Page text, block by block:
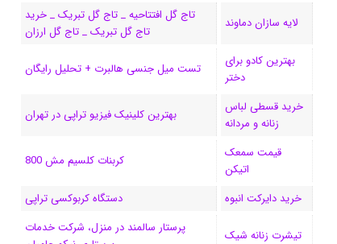
ک
ا
ا
ا
m
م
لایه سازان دماوند
تاج گل افتتاحیه _ تاج گل تبریک _ خرید
تاج گل تبریک _ تاج گل ارزان
بهترین کادو برای
دختر
تست میل جنسی هالبرت + تحلیل رایگان
خرید قسطی لباس
زنانه و مردانه
بهترین کلینیک فیزیو تراپی در تهران
قیمت سمعک
اتیکن
کربنات کلسیم مش 800
خرید دایرکت انبوه دستگاه کربوکسی تراپی
تیشرت زنانه شیک
پرستار سالمند در منزل، شرکت خدمات